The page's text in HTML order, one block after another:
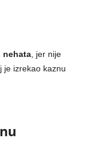
nehata , jer nije
je izrekao kaznu